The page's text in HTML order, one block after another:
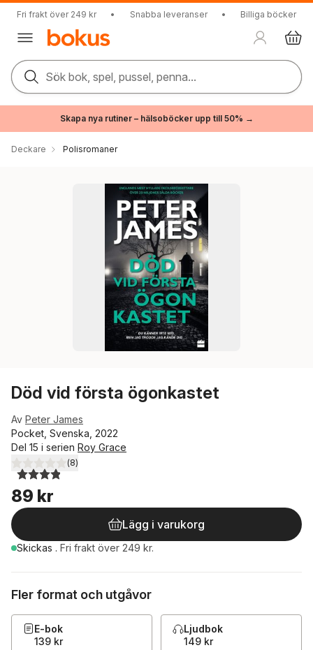
Fri frakt över 249 kr • Snabba leveranser • Billiga böcker
Sök bok, spel, pussel, penna...
Skapa nya rutiner – hälsoböcker upp till 50% →
Deckare Polisromaner
Död vid första ögonkastet
Av Peter James
Pocket, Svenska, 2022
Del 15 i serien Roy Grace
3,9utav 5 stjärnor. Totalt antal röster:
(8)
89 kr
Lägg i varukorg
Skickas . Fri frakt över 249 kr.
Fler format och utgåvor
E-bok
139 kr
Ljudbok
149 kr